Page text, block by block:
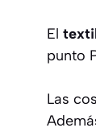
El
punto
Las